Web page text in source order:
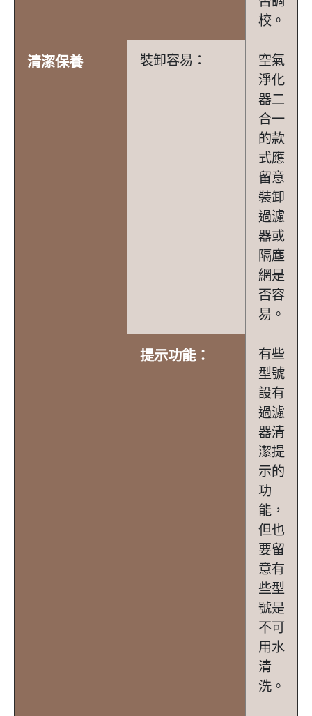
校。
清潔保養 裝卸容易：
空氣
淨化
器二
合一
的款
式應
留意
裝卸
過濾
器或
隔塵
網是
否容
易。
提示功能：
有些
型號
設有
過濾
器清
潔提
示的
功
能，
但也
要留
意有
些型
號是
不可
用水
清
洗。